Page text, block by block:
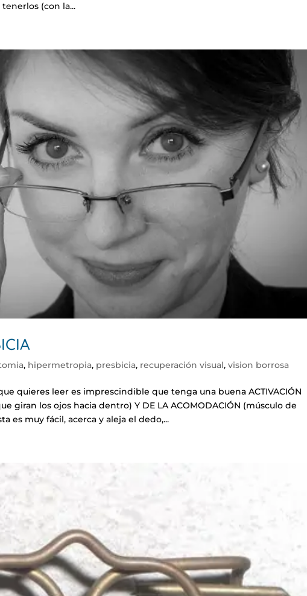
(con la...
, hipermetropia, presbicia, recuperación visual,vision borrosa
quieres leer es imprescindible que tenga una buena ACTIVACIÓN
giran los ojos hacia dentro) Y DE LA ACOMODACIÓN (músculo de
es muy fácil, acerca y aleja el dedo,...